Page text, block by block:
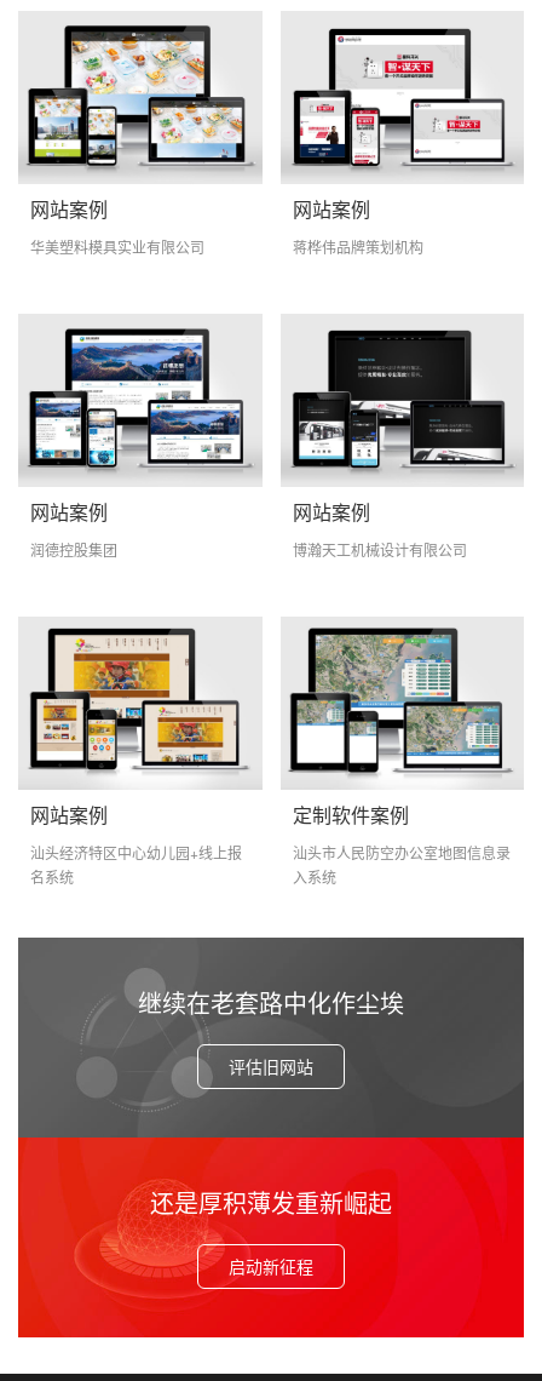
网站案例
华美塑料模具实业有限公司
网站案例
蒋桦伟品牌策划机构
网站案例
润德控股集团
网站案例
博瀚天工机械设计有限公司
网站案例
汕头经济特区中心幼儿园+线上报
名系统
定制软件案例
汕头市人民防空办公室地图信息录
入系统
继续在老套路中化作尘埃
评估旧网站
还是厚积薄发重新崛起
启动新征程